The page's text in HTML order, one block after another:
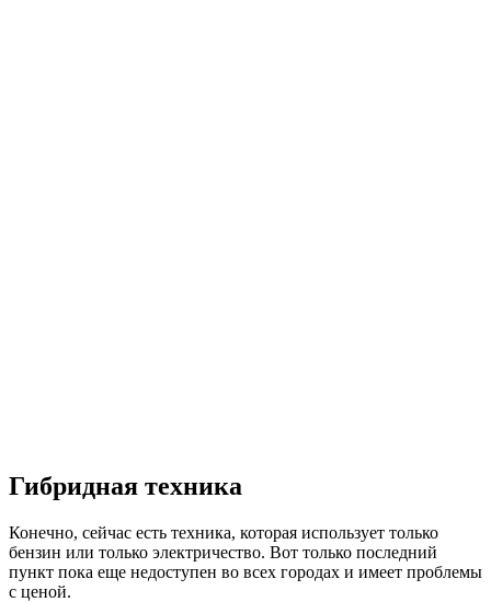
Гибридная техника
Конечно, сейчас есть техника, которая использует только
бензин или только электричество. Вот только последний
пункт пока еще недоступен во всех городах и имеет проблемы
с ценой.